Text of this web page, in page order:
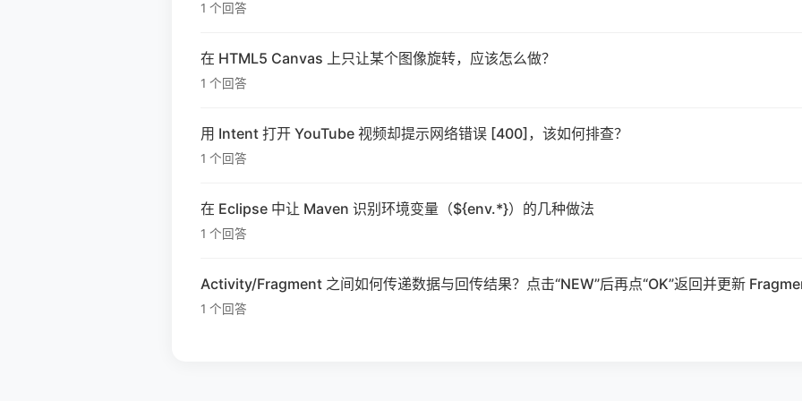
1 个回答
在 HTML5 Canvas 上只让某个图像旋转，应该怎么做？
1 个回答
用 Intent 打开 YouTube 视频却提示网络错误 [400]，该如何排查？
1 个回答
在 Eclipse 中让 Maven 识别环境变量（${env.*}）的几种做法
1 个回答
Activity/Fragment 之间如何传递数据与回传结果？点击“NEW”后再点“OK”返回并更新
1 个回答